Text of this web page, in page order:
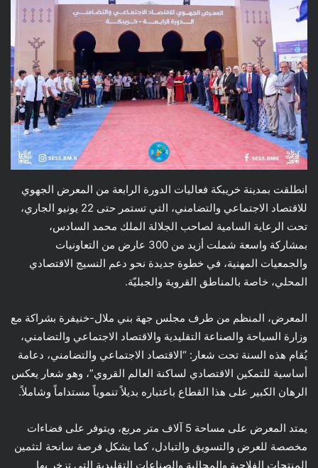
انطلقت بمدينة خريبكة فعاليات الدورة الرابعة من المعرض الجهوي
للاقتصاد الاجتماعي والتضامني، التي تستمر حتى 22 يونيو الجاري،
تحت الرعاية السامية لصاحب الجلالة الملك محمد السادس،
بمشاركة واسعة شملت أزيد من 300 عارض من التعاونيات
والجمعيات المهنية، في خطوة جديدة نحو دعم النسيج الاقتصادي
المحلي، خاصة بالمناطق القروية والجبليّة.
المعرض، المنظم من طرف مجلس جهة بني ملال-خنيفرة بشراكة مع
وزارة السياحة والصناعة التقليدية والاقتصاد الاجتماعي والتضامني،
يُقام هذه السنة تحت شعار: “الاقتصاد الاجتماعي والتضامني، دعامة
أساسية للتمكين الاقتصادي لساكنة العالم القروي”، وهو شعار يعكس
الرهان الكبير على هذا القطاع باعتباره بديلاً تنموياً مستداماً وشاملاً.
يمتد المعرض على مساحة 5 آلاف متر مربع، ويتوفر على فضاءات
مخصصة للعرض والتسويق والتبادل، كما يشكل فرصة سانحة لتثمين
المنتجات الفلاحية والمجالية والصناعات التقليدية التي تزخر بها